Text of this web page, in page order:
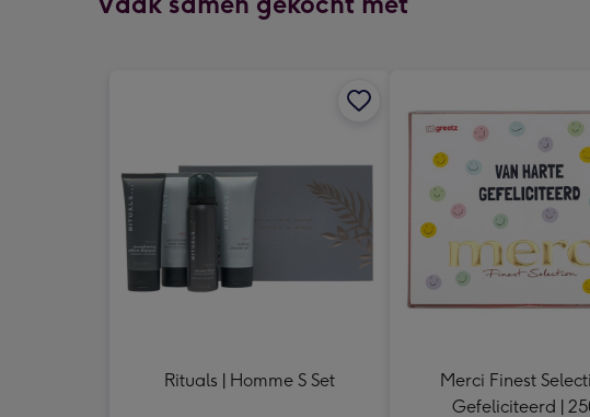
Rituals | Homme S Set
Merci Finest
Gefeliciteerd |